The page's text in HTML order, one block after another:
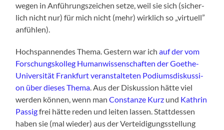
we­gen in Anfüh­rungs­zei­chen set­ze, weil sie sich (sicher­
lich nicht nur) für mich nicht (mehr) wirk­lich so „vir­tu­ell”
anfühlen).
Hoch­span­nen­des The­ma. Ges­tern war ichauf der vom
For­schungs­kol­leg Human­wis­sen­schaf­ten der Goe­the-
Uni­ver­si­tät Frank­furt ver­an­stal­te­ten Podi­ums­dis­kus­si­
on über die­ses The­ma. Aus der Dis­kus­si­on hät­te viel
wer­den kön­nen, wenn manCon­stan­ze Kurz und Kath­rin
Pas­sigfrei hät­te reden und lei­ten las­sen. Statt­des­sen
haben sie (mal wie­der) aus der Ver­tei­di­gungs­stel­lung